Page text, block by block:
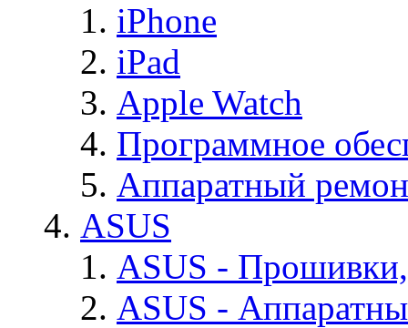
iPhone
iPad
Apple Watch
Программное
Аппаратный
ASUS
ASUS -
ASUS -